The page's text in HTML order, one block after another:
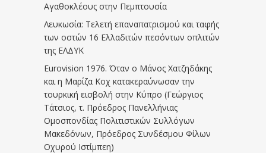
Αγαθοκλέους στην Πεμπτουσία
Λευκωσία: Τελετή επαναπατρισμού και ταφής
των οστών 16 Ελλαδιτών πεσόντων οπλιτών
της ΕΛΔΥΚ
Eurovision 1976. Όταν ο Μάνος Χατζηδάκης
και η Μαρίζα Κοχ κατακεραύνωσαν την
τουρκική εισβολή στην Κύπρο (Γεώργιος
Τάτσιος, τ. Πρόεδρος Πανελλήνιας
Ομοσπονδίας Πολιτιστικών Συλλόγων
Μακεδόνων, Πρόεδρος Συνδέσμου Φίλων
Οχυρού Ιστίμπεη)